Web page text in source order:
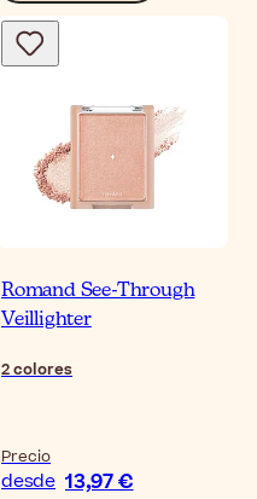
Romand See-Through
Veillighter
2colores
Precio
desde 13,97 €